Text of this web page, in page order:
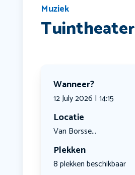
Muziek
Tuintheater
Wanneer?
12 July 2026 | 14:15
Locatie
Van Borsse...
Plekken
8 plekken beschikbaar